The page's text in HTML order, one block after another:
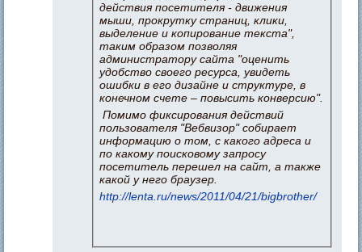
действия посетителя - движения
мыши, прокрутку страниц, клики,
выделение и копирование текста",
таким образом позволяя
администратору сайта "оценить
удобство своего ресурса, увидеть
ошибки в его дизайне и структуре, в
конечном счете – повысить конверсию".
Помимо фиксирования действий
пользователя "Вебвизор" собирает
информацию о том, с какого адреса и
по какому поисковому запросу
посетитель перешел на сайт, а также
какой у него браузер.
http://lenta.ru/news/2011/04/21/bigbrother/